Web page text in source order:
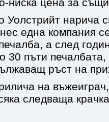
Уолстрийт нарича
една компания
а след
30 пъти печалбата,
ръст на
на
следваща